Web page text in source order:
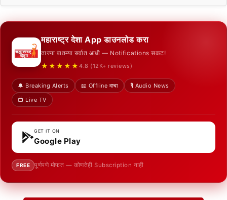
महाराष्ट्र देशा App डाउनलोड करा
ताज्या बातम्या सर्वात आधी — Notifications सकट!
★★★★★ 4.8 (12K+ reviews)
🔔 Breaking Alerts 📖 Offline वाचा
🎙️ Audio News
📺 Live TV
GET IT ON
Google Play
FREE पूर्णपणे मोफत — कोणतेही Subscription नाही